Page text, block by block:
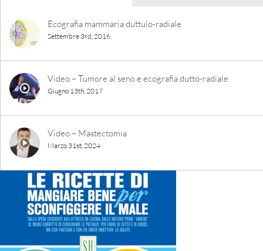
Ecografia mammaria duttulo-radiale
Settembre 3rd, 2016
Video – Tumore al seno e ecografia dutto-radiale
Giugno 13th, 2017
Video – Mastectomia
Marzo 31st, 2024